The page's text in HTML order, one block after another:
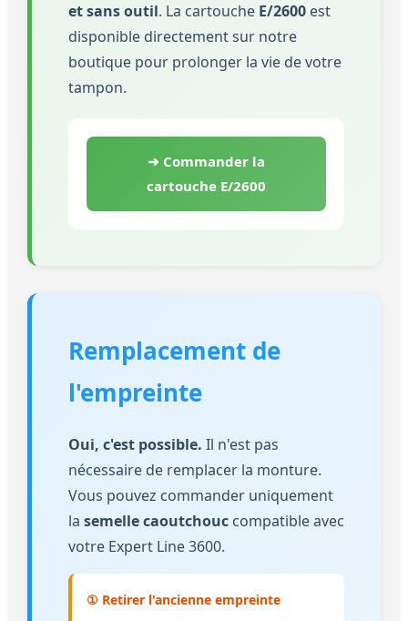
et sans outil. La cartouche E/2600est
disponible directement sur notre
boutique pour prolonger la vie de votre
tampon.
➜ Commander la
cartouche E/2600
Remplacement de
l'empreinte
Oui, c'est possible. Il n'est pas
nécessaire de remplacer la monture.
Vous pouvez commander uniquement
la semelle caoutchouccompatible avec
votre Expert Line 3600.
① Retirer l'ancienne empreinte